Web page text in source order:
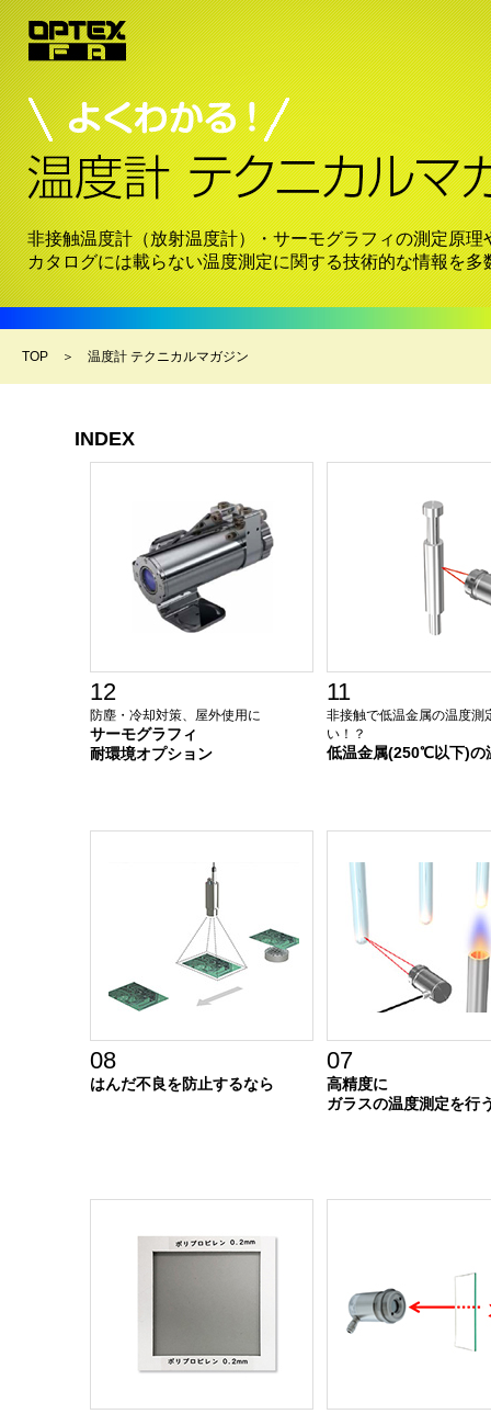
非接触温度計（放射温度計）・サーモグラフィの測定原
カタログには載らない温度測定に関する技術的な情報を多
TOP ＞ 温度計 テクニカルマガジン
INDEX
12
防塵・冷却対策、屋外使用に
サーモグラフィ
耐環境オプション
11
非接触で低温金属の温度測
い！？
低温金属(250℃以下)の
08
はんだ不良を防止するなら
07
高精度に
ガラスの温度測定を行